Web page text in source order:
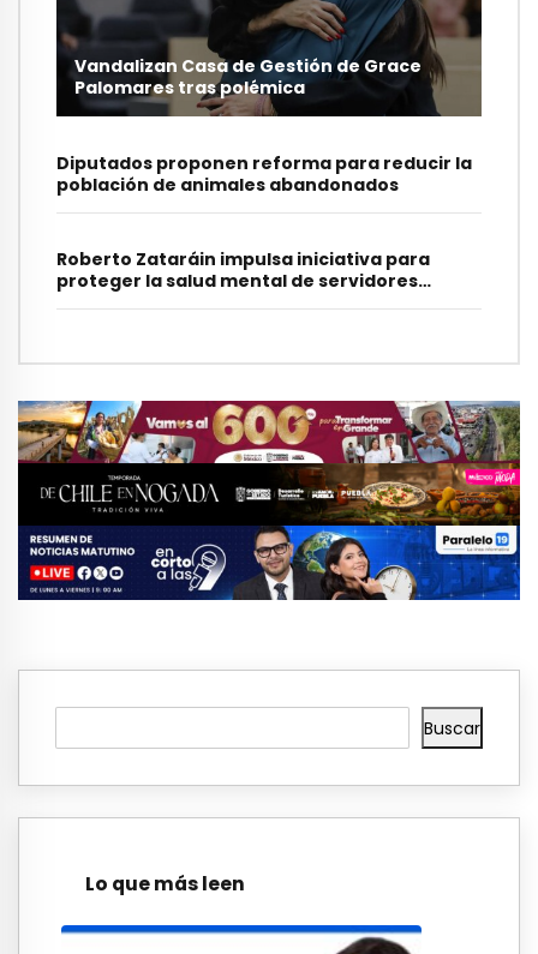
Vandalizan Casa de Gestión de Grace
Palomares tras polémica
Diputados proponen reforma para reducir la
población de animales abandonados
Roberto Zataráin impulsa iniciativa para
proteger la salud mental de servidores
Buscar
Lo que más leen